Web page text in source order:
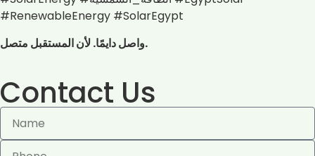
#RenewableEnergy #SolarEgypt
واصل دايمًا. لأن المستقبل متصل.
Contact Us